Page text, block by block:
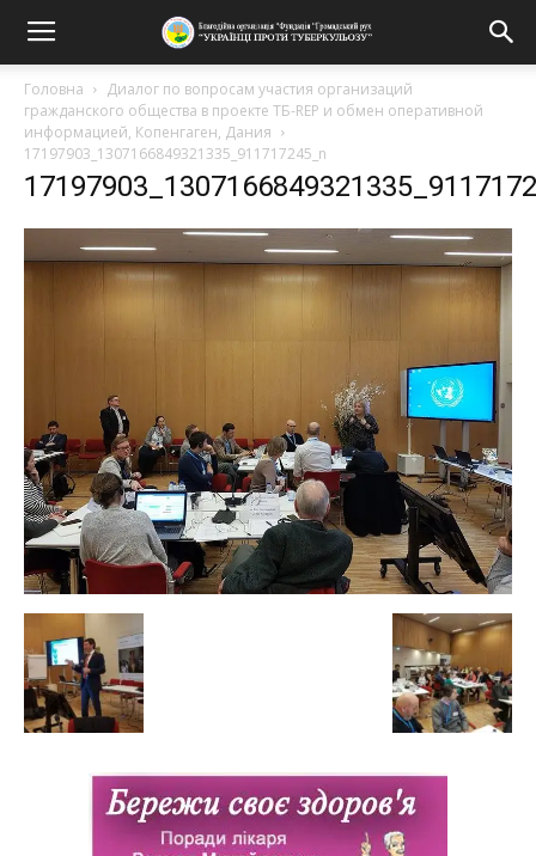
Головна
Диалог по вопросам участия организаций
гражданского общества в проекте TБ-REP и обмен оперативной
информацией, Копенгаген, Дания
17197903_1307166849321335_911717245_n